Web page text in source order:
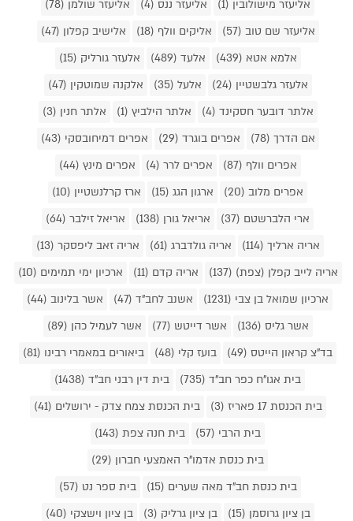
אליעזר מישולובין (1)
אליעזר ננס (4)
אליעזר שולמן (78)
אליעזר שם טוב (57)
אליקים וולף (18)
אלישיב קפלון (47)
אלמא אטא (439)
אלעד (489)
אלעזר גורליק (15)
אלעזר גלבשטיין (24)
אלעל (35)
אלקנה שמוטקין (47)
אלתר דובער חסקינד (4)
אלתר הילביץ (1)
אלתר חנין (3)
אם הדרך (78)
אפרים בוגרד (29)
אפרים דמיחובסקי (43)
אפרים וולף (87)
אפרים לרר (4)
אפרים מינץ (44)
אפרים מלוב (20)
ארגון הגג (15)
ארז קרלנשטיין (10)
ארי הלברשטם (37)
אריאל גורן (138)
אריאל זילבר (64)
אריה ארליך (114)
אריה גולדברג (61)
אריה זאב ליפסקר (13)
אריה לייב קפלן (צפת) (137)
אריה קדם (11)
ארכיון ימי תמימים (10)
ארכיון שמואל בן צבי (1231)
אשנב לחב"ד (47)
אשר בלינוב (44)
אשר גליס (136)
אשר דייטש (77)
אשר לעמיל כהן (89)
בד"צ קראון הייטס (49)
בועז קלי (48)
ביאורים במאמרי רבינו (81)
בית אגו"ח כפר חב"ד (735)
בית דין רבני חב"ד (1438)
בית הכנסת 17 פאריז (3)
בית הכנסת צמח צדק - ירושלים (41)
בית הרבי (57)
בית חנה צפת (143)
בית כנסת אדמו"ר האמצעי חברון (29)
בית כנסת חב"ד מאה שערים (15)
בית ספר נט (57)
בן ציון גרוסמן (15)
בן ציון גרליק (3)
בן ציון וישצקי (40)